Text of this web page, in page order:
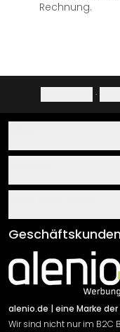
Rechnung.
·
Über uns
Klebe- und
Newsletter An-/
AGB
Impressum
Versand &
Rücksendung
Widerrufsrecht
Geschäftskunden
alenio.de | eine Marke
Wir sind nicht nur im B2C